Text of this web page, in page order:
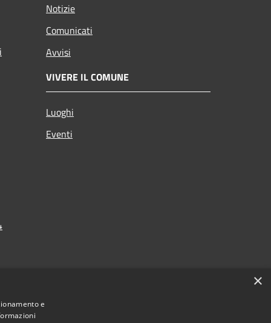
Notizie
Comunicati
Avvisi
VIVERE IL COMUNE
Luoghi
Eventi
×
e